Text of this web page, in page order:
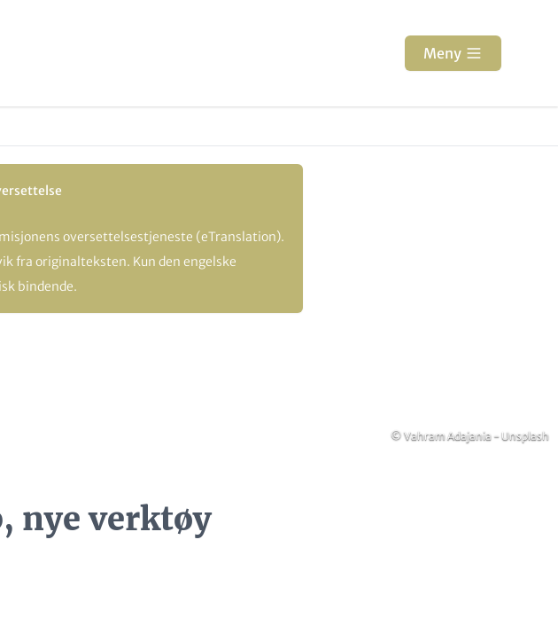
Meny
oversettelsestjeneste (eTranslation).
fra originalteksten. Kun den engelske
bindende.
Opphavsrett
© Vahram Adajania - Unsplash
nye verktøy